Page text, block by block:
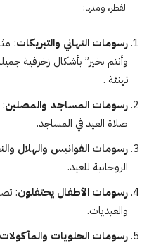
الفطر، ومنها:
رسومات التهاني والتبريكات:
وأنتم بخير” بأشكال زخرفية
تهنئة .
رسومات المساجد والمصلين:
صلاة العيد في المساجد.
رسومات الفوانيس والهلال
الروحانية للعيد.
رسومات الأطفال يحتفلون:
والعيديات.
رسومات الحلويات والمأكولات